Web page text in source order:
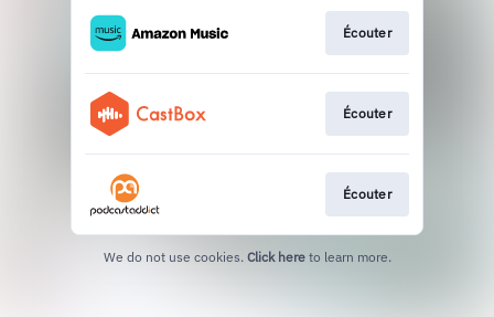
Écouter
Écouter
Écouter
We do not use cookies. Click here to learn more.